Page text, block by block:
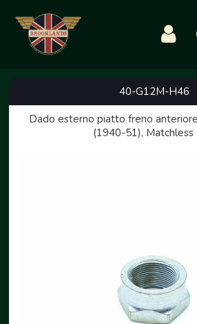
40-G12M-H46
Dado esterno piatto freno
(1940-51), Matchless